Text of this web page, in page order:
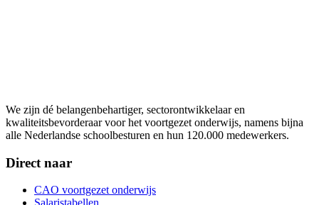
We zijn dé belangenbehartiger, sectorontwikkelaar en
kwaliteitsbevorderaar voor het voortgezet onderwijs, namens bijna
alle Nederlandse schoolbesturen en hun 120.000 medewerkers.
Direct naar
CAO voortgezet onderwijs